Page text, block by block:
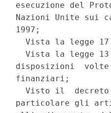
esecuzione del
Nazioni Unite sui
1997;
Vista la legge
Vista la legge
disposizioni
finanziari;
Visto il
particolare gli